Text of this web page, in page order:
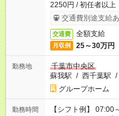
2250円 / 初任者以上
交通費別途支給
交通費 全額支給
月収例 25～30万円
勤務地
千葉市中央区
蘇我駅 / 西千葉駅 /
グループホーム
勤務時間
【シフト例】 07:00